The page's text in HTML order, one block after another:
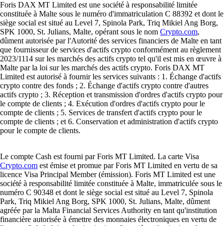
Foris DAX MT Limited est une société à responsabilité limitée
constituée à Malte sous le numéro d'immatriculation C 88392 et dont le
siège social est situé au Level 7, Spinola Park, Triq Mikiel Ang Borg,
SPK 1000, St. Julians, Malte, opérant sous le nom Crypto.com,
dûment autorisée par l'Autorité des services financiers de Malte en tant
que fournisseur de services d'actifs crypto conformément au règlement
2023/1114 sur les marchés des actifs crypto tel qu'il est mis en œuvre à
Malte par la loi sur les marchés des actifs crypto. Foris DAX MT
Limited est autorisé à fournir les services suivants : 1. Échange d'actifs
crypto contre des fonds ; 2. Échange d'actifs crypto contre d'autres
actifs crypto ; 3. Réception et transmission d'ordres d'actifs crypto pour
le compte de clients ; 4. Exécution d'ordres d'actifs crypto pour le
compte de clients ; 5. Services de transfert d'actifs crypto pour le
compte de clients ; et 6. Conservation et administration d'actifs crypto
pour le compte de clients.
Le compte Cash est fourni par Foris MT Limited. La carte Visa
Crypto.com est émise et promue par Foris MT Limited en vertu de sa
licence Visa Principal Member (émission). Foris MT Limited est une
société à responsabilité limitée constituée à Malte, immatriculée sous le
numéro C 90348 et dont le siège social est situé au Level 7, Spinola
Park, Triq Mikiel Ang Borg, SPK 1000, St. Julians, Malte, dûment
agréée par la Malta Financial Services Authority en tant qu'institution
financière autorisée à émettre des monnaies électroniques en vertu de